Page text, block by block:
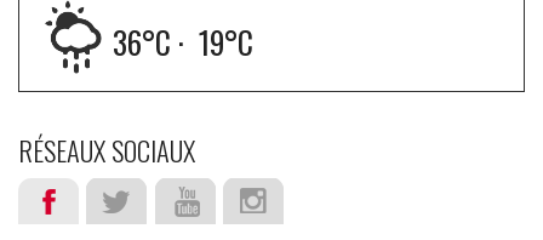
36°C · 19°C
RÉSEAUX SOCIAUX